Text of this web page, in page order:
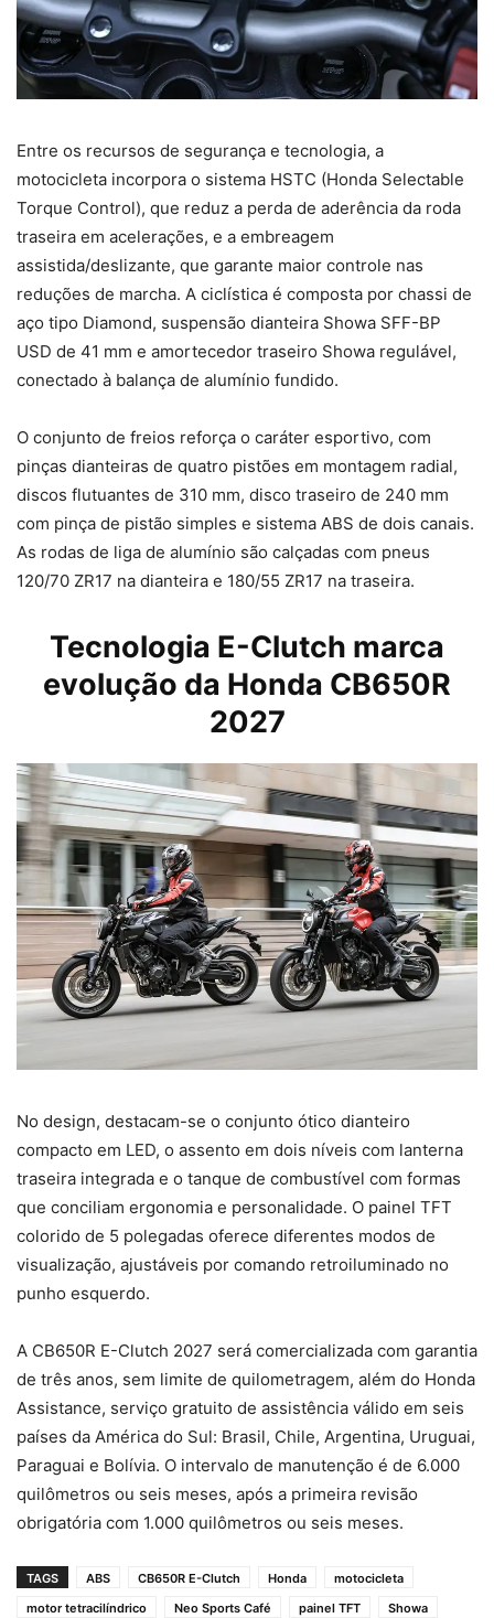
Entre os recursos de segurança e tecnologia, a
motocicleta incorpora o sistema HSTC (Honda Selectable
Torque Control), que reduz a perda de aderência da roda
traseira em acelerações, e a embreagem
assistida/deslizante, que garante maior controle nas
reduções de marcha. A ciclística é composta por chassi de
aço tipo Diamond, suspensão dianteira Showa SFF-BP
USD de 41 mm e amortecedor traseiro Showa regulável,
conectado à balança de alumínio fundido.
O conjunto de freios reforça o caráter esportivo, com
pinças dianteiras de quatro pistões em montagem radial,
discos flutuantes de 310 mm, disco traseiro de 240 mm
com pinça de pistão simples e sistema ABS de dois canais.
As rodas de liga de alumínio são calçadas com pneus
120/70 ZR17 na dianteira e 180/55 ZR17 na traseira.
Tecnologia E-Clutch marca
evolução da Honda CB650R
2027
No design, destacam-se o conjunto ótico dianteiro
compacto em LED, o assento em dois níveis com lanterna
traseira integrada e o tanque de combustível com formas
que conciliam ergonomia e personalidade. O painel TFT
colorido de 5 polegadas oferece diferentes modos de
visualização, ajustáveis por comando retroiluminado no
punho esquerdo.
A CB650R E-Clutch 2027 será comercializada com garantia
de três anos, sem limite de quilometragem, além do Honda
Assistance, serviço gratuito de assistência válido em seis
países da América do Sul: Brasil, Chile, Argentina, Uruguai,
Paraguai e Bolívia. O intervalo de manutenção é de 6.000
quilômetros ou seis meses, após a primeira revisão
obrigatória com 1.000 quilômetros ou seis meses.
TAGS ABS CB650R E-Clutch Honda
motocicleta
motor tetracilíndrico
Neo Sports Café painel TFT
Showa